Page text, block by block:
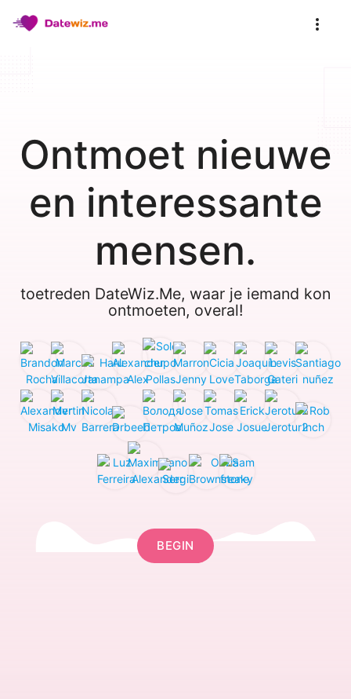
Ontmoet nieuwe
en interessante
mensen.
toetreden DateWiz.Me, waar je iemand kon
ontmoeten, overal!
BEGIN